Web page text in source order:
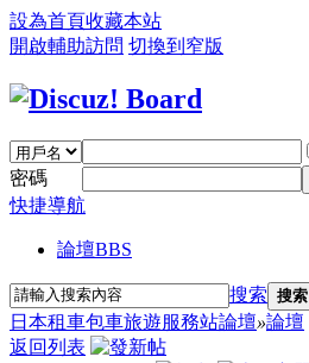
設為首頁收藏本站
開啟輔助訪問 切換到窄版
密碼
快捷導航
論壇BBS
搜索 搜索
日本租車包車旅遊服務站論壇»論壇
返回列表